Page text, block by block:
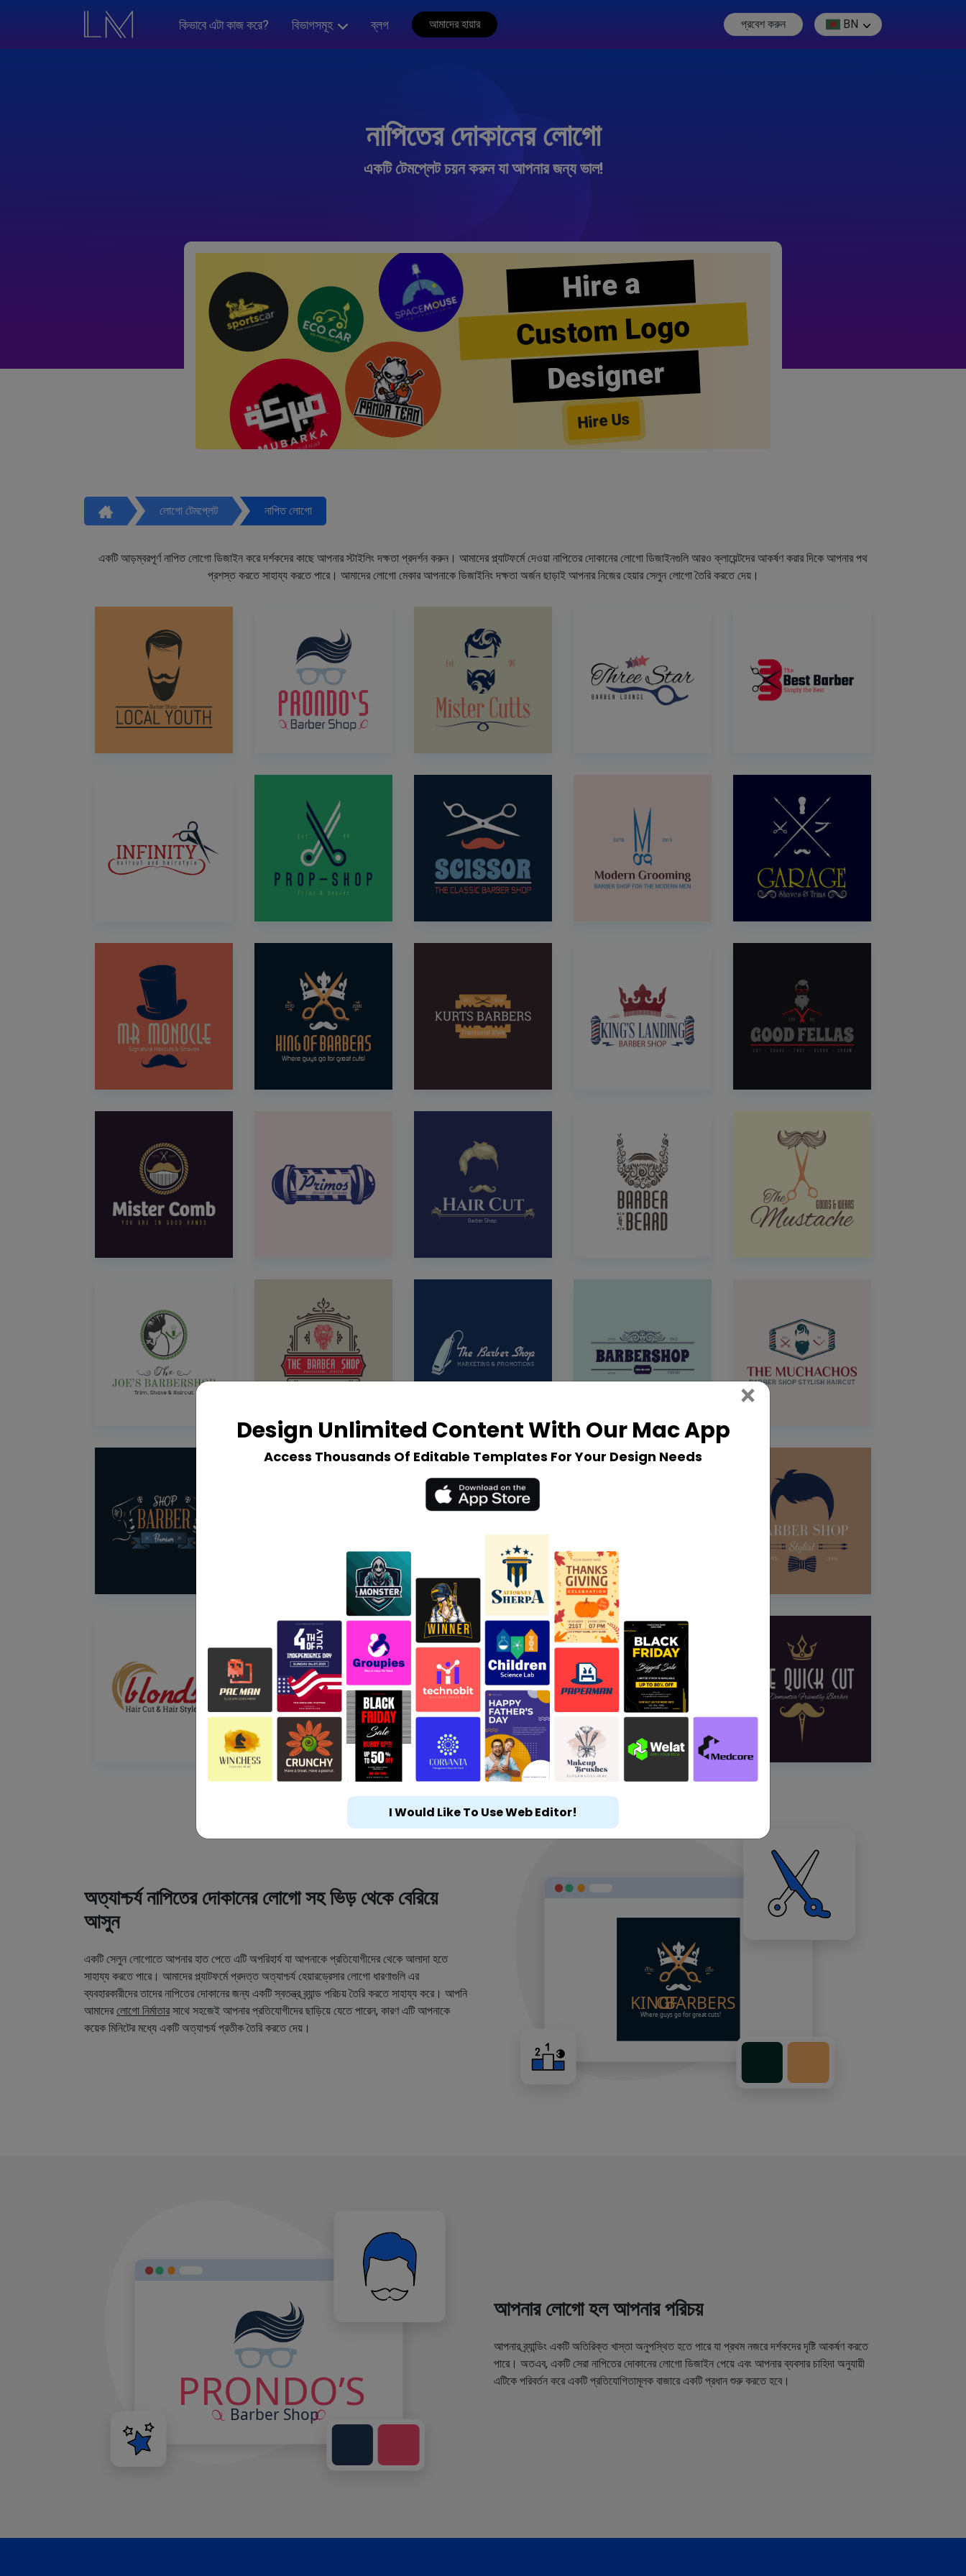
কিভাবে এটা কাজ করে? বিভাগসমূহ ব্লগ আমাদের হায়ার প্রবেশ করুন BN
নাপিতের দোকানের লোগো
একটি টেমপ্লেট চয়ন করুন যা আপনার জন্য ভাল!
Hire a
Custom Logo
Designer
Hire Us
লোগো টেমপ্লেট নাপিত লোগো
একটি আড়ম্বরপূর্ণ নাপিত লোগো ডিজাইন করে দর্শকদের কাছে আপনার স্টাইলিং দক্ষতা প্রদর্শন করুন। আমাদের প্ল্যাটফর্মে দেওয়া নাপিতের দোকানের লোগো ডিজাইনগুলি আরও ক্লায়েন্টদের আকর্ষণ করার দিকে আপনার পথ
প্রশস্ত করতে সাহায্য করতে পারে। আমাদের লোগো মেকার আপনাকে ডিজাইনিং দক্ষতা অর্জন ছাড়াই আপনার নিজের হেয়ার সেলুন লোগো তৈরি করতে দেয়।
অত্যাশ্চর্য নাপিতের দোকানের লোগো সহ ভিড় থেকে বেরিয়ে
আসুন
একটি সেলুন লোগোতে আপনার হাত পেতে এটি অপরিহার্য যা আপনাকে প্রতিযোগীদের থেকে আলাদা হতে
সাহায্য করতে পারে। আমাদের প্ল্যাটফর্মে প্রদত্ত অত্যাশ্চর্য হেয়ারড্রেসার লোগো ধারণাগুলি এর
ব্যবহারকারীদের তাদের নাপিতের দোকানের জন্য একটি স্বতন্ত্র ব্র্যান্ড পরিচয় তৈরি করতে সাহায্য করে। আপনি
আমাদেরলোগো নির্মাতারসাথে সহজেই আপনার প্রতিযোগীদের ছাড়িয়ে যেতে পারেন, কারণ এটি আপনাকে
কয়েক মিনিটের মধ্যে একটি অত্যাশ্চর্য প্রতীক তৈরি করতে দেয়।
আপনার লোগো হল আপনার পরিচয়
আপনার ব্র্যান্ডিং একটি অতিরিক্ত খাস্তা অনুপস্থিত হতে পারে যা প্রথম নজরে দর্শকদের দৃষ্টি আকর্ষণ করতে
পারে। অতএব, একটি সেরা নাপিতের দোকানের লোগো ডিজাইন পেয়ে এবং আপনার ব্যবসার চাহিদা অনুযায়ী
এটিকে পরিবর্তন করে একটি প্রতিযোগিতামূলক বাজারে একটি প্রধান শুরু করতে হবে।
Design Unlimited Content With Our Mac App
Access Thousands Of Editable Templates For Your Design Needs
× Close
I Would Like To Use Web Editor!